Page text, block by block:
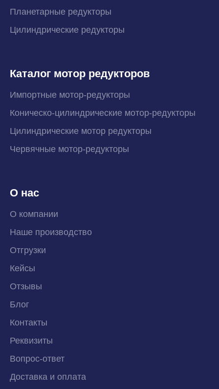
Планетарные редукторы
Цилиндрические редукторы
Каталог мотор редукторов
Импортные мотор-редукторы
Коническо-цилиндрические мотор-редукторы
Цилиндрические мотор редукторы
Червячные мотор-редукторы
О нас
О компании
Наше производство
Отгрузки
Кейсы
Отзывы
Блог
Контакты
Реквизиты
Вопрос-ответ
Доставка и оплата